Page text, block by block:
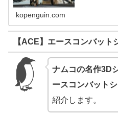
kopenguin.com
【ACE】エースコンバット
ナムコの名作3D
ースコンバット
紹介します。